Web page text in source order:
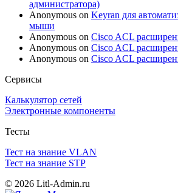
администратора)
Anonymous on Keyran для
мыши
Anonymous on Cisco ACL
Anonymous on Cisco ACL
Anonymous on Cisco ACL
Сервисы
Калькулятор сетей
Электронные компоненты
Тесты
Тест на знание VLAN
Тест на знание STP
© 2026 Litl-Admin.ru